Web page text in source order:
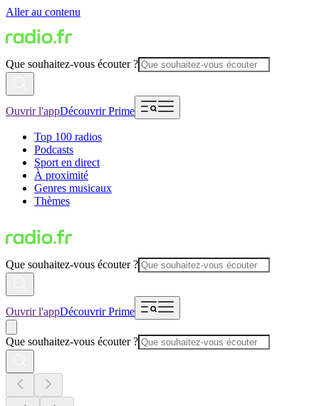
Aller au contenu
Que souhaitez-vous écouter ?
Ouvrir l'appDécouvrir Prime
Top 100 radios
Podcasts
Sport en direct
À proximité
Genres musicaux
Thèmes
Que souhaitez-vous écouter ?
Ouvrir l'appDécouvrir Prime
Que souhaitez-vous écouter ?